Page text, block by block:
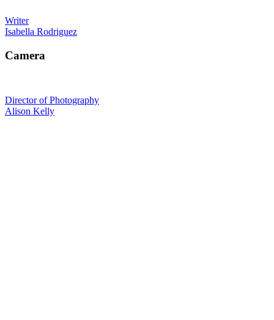
Writer
Isabella Rodriguez
Camera
Director of Photography
Alison Kelly